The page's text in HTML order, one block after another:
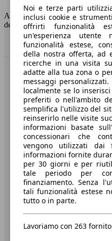
Capacità del serbatoio
60 l
AutoScout24 non si assume
dei dati.
Benvenuti su AutoScout24,
Società
A proposito di
Stampa
Media
Condizioni generali
Informazioni
Privacy
Dichiarazione di
Noi e terze parti
inclusi cookie e
offrirti funzionalità
un'esperienza utente
funzionalità estese,
della nostra offerta, ad
ricerche in una visita
adatte alla tua zona o
messaggi
localmente se lo
preferiti o nell'ambito
semplifica l'utilizzo del
reinserirlo nelle visite
informazioni basate
concessionari che
vengono utilizzati dai
informazioni fornite
per 30 giorni e per
tale periodo per
finanziamento. Senza
tali funzionalità estese
tutto o in parte.
Lavoriamo con 263